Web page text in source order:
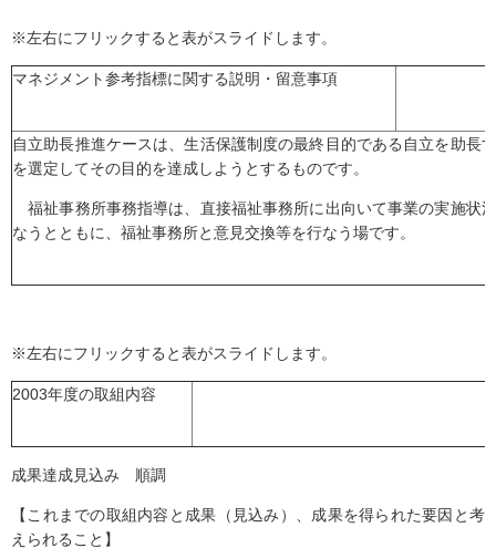
※左右にフリックすると表がスライドします。
マネジメント参考指標に関する説明・留意事項
自立助長推進ケースは、生活保護制度の最終目的である自立を助長
を選定してその目的を達成しようとするものです。
福祉事務所事務指導は、直接福祉事務所に出向いて事業の実施状
なうとともに、福祉事務所と意見交換等を行なう場です。
※左右にフリックすると表がスライドします。
2003年度の取組内容
成果達成見込み 順調
【これまでの取組内容と成果（見込み）、成果を得られた要因と考
えられること】